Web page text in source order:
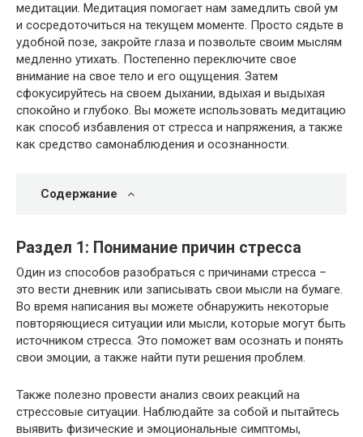
медитации. Медитация помогает нам замедлить свой ум
и сосредоточиться на текущем моменте. Просто сядьте в
удобной позе, закройте глаза и позвольте своим мыслям
медленно утихать. Постепенно переключите свое
внимание на свое тело и его ощущения. Затем
сфокусируйтесь на своем дыхании, вдыхая и выдыхая
спокойно и глубоко. Вы можете использовать медитацию
как способ избавления от стресса и напряжения, а также
как средство самонаблюдения и осознанности.
Содержание
Раздел 1: Понимание причин стресса
Один из способов разобраться с причинами стресса –
это вести дневник или записывать свои мысли на бумаге.
Во время написания вы можете обнаружить некоторые
повторяющиеся ситуации или мысли, которые могут быть
источником стресса. Это поможет вам осознать и понять
свои эмоции, а также найти пути решения проблем.
Также полезно провести анализ своих реакций на
стрессовые ситуации. Наблюдайте за собой и пытайтесь
выявить физические и эмоциональные симптомы,